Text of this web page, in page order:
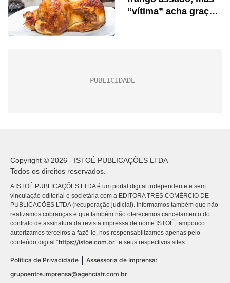
“vítima” acha graça:
Copyright © 2026 - ISTOÉ PUBLICAÇÕES LTDA
Todos os direitos reservados.
A ISTOÉ PUBLICAÇÕES LTDA é um portal digital independente e sem
vinculação editorial e societária com a EDITORA TRES COMÉRCIO DE
PUBLICACÕES LTDA (recuperação judicial). Informamos também que não
realizamos cobranças e que também não oferecemos cancelamento do
contrato de assinatura da revista impressa de nome ISTOÉ, tampouco
autorizamos terceiros a fazê-lo, nos responsabilizamos apenas pelo
conteúdo digital “https://istoe.com.br” e seus respectivos sites.
Política de Privacidade
Assessoria de Imprensa:
grupoentre.imprensa@agenciafr.com.br